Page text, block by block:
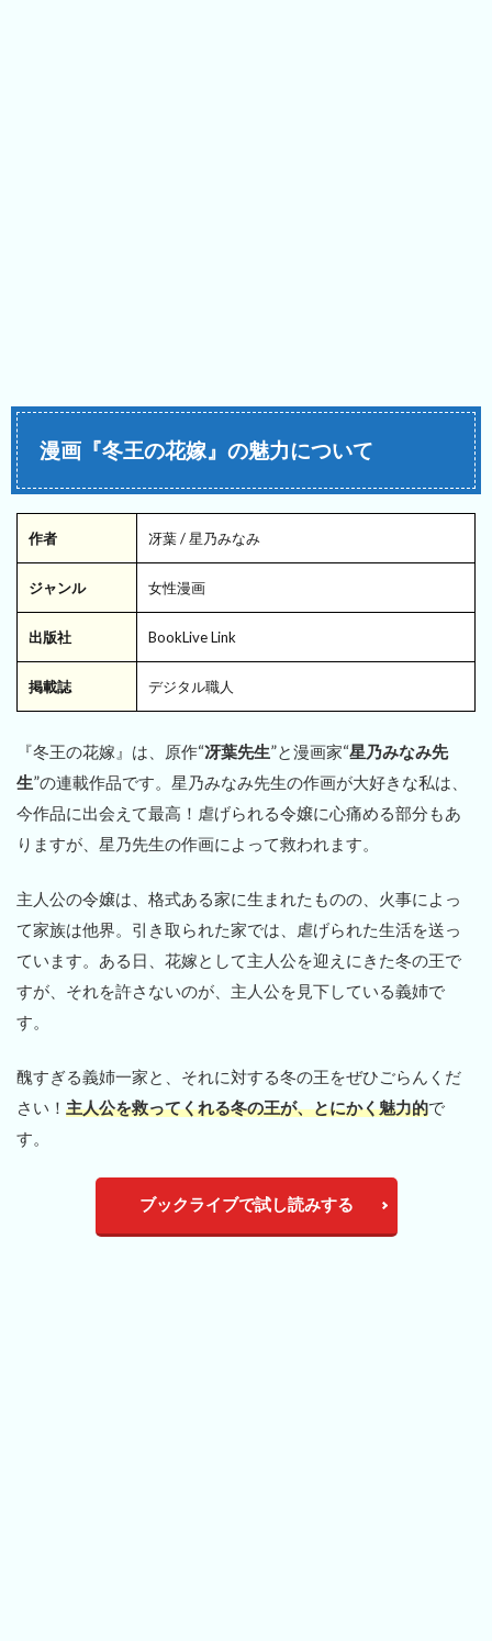
漫画『冬王の花嫁』の魅力について
作者 冴葉 / 星乃みなみ
ジャンル 女性漫画
出版社 BookLive Link
掲載誌 デジタル職人
『冬王の花嫁』は、原作“冴葉先生”と漫画家“星乃みなみ先
生”の連載作品です。星乃みなみ先生の作画が大好きな私は、
今作品に出会えて最高！虐げられる令嬢に心痛める部分もあ
りますが、星乃先生の作画によって救われます。
主人公の令嬢は、格式ある家に生まれたものの、火事によっ
て家族は他界。引き取られた家では、虐げられた生活を送っ
ています。ある日、花嫁として主人公を迎えにきた冬の王で
すが、それを許さないのが、主人公を見下している義姉で
す。
醜すぎる義姉一家と、それに対する冬の王をぜひごらんくだ
さい！ 主人公を救ってくれる冬の王が、とにかく魅力的で
す。
ブックライブで試し読みする